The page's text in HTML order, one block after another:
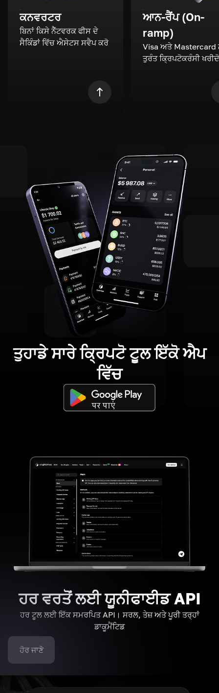
ਕਨਵਰਟਰ
ਬਿਨਾਂ ਕਿਸੇ ਨੈੱਟਵਰਕ ਫੀਸ ਦੇ
ਸੈਕਿੰਡਾਂ ਵਿੱਚ ਐਸੇਟਸ ਸਵੈਪ ਕਰੋ
ਆਨ-ਰੈਂਪ (On-
ramp)
Visa ਅਤੇ Mastercard
ਤੁਰੰਤ ਕ੍ਰਿਪਟੋਕਰੰਸੀ ਖਰੀਦੋ
ਤੁਹਾਡੇ ਸਾਰੇ ਕ੍ਰਿਪਟੋ ਟੂਲ ਇੱਕੋ ਐਪ
ਵਿੱਚ
ਹਰ ਵਰਤੋਂ ਲਈ ਯੂਨੀਫਾਈਡ API
ਹਰ ਟੂਲ ਲਈ ਇੱਕ ਸਮਰਪਿਤ API। ਸਰਲ, ਤੇਜ਼ ਅਤੇ ਪੂਰੀ ਤਰ੍ਹਾਂ
ਡਾਕੂਮੈਂਟਿਡ
ਹੋਰ ਜਾਣੋ